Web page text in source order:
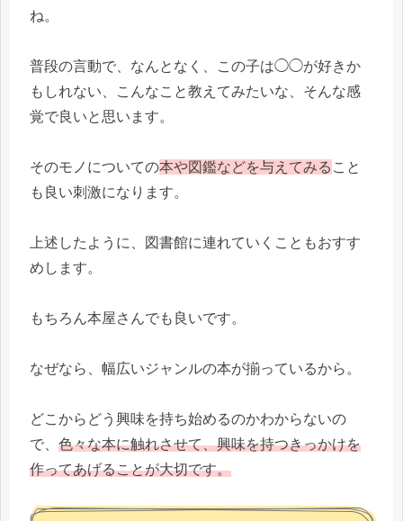
ね。
普段の言動で、なんとなく、この子は◯◯が好きか
もしれない、こんなこと教えてみたいな、そんな感
覚で良いと思います。
そのモノについての本や図鑑などを与えてみる こと
も良い刺激になります。
上述したように、図書館に連れていくこともおすす
めします。
もちろん本屋さんでも良いです。
なぜなら、幅広いジャンルの本が揃っているから。
どこからどう興味を持ち始めるのかわからないの
で、 色々な本に触れさせて、興味を持つきっかけを
作ってあげることが大切です。